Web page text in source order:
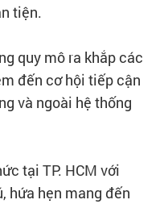
tiện.
quy mô ra khắp các
đến cơ hội tiếp cận
và ngoài hệ thống
tại TP. HCM với
hứa hẹn mang đến